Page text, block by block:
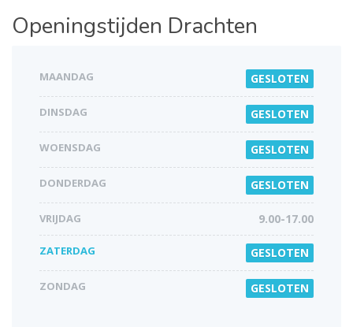
Openingstijden Drachten
MAANDAG GESLOTEN
DINSDAG GESLOTEN
WOENSDAG GESLOTEN
DONDERDAG GESLOTEN
VRIJDAG 9.00-17.00
ZATERDAG GESLOTEN
ZONDAG GESLOTEN